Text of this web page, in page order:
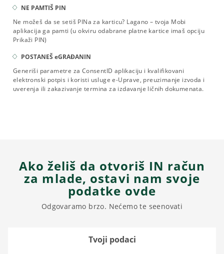
NE PAMTIŠ PIN
Ne možeš da se setiš PINa za karticu? Lagano – tvoja Mobi
aplikacija ga pamti (u okviru odabrane platne kartice imaš opciju
Prikaži PIN)
POSTANEŠ eGRAĐANIN
Generiši parametre za ConsentID aplikaciju i kvalifikovani
elektronski potpis i koristi usluge e-Uprave, preuzimanje izvoda i
uverenja ili zakazivanje termina za izdavanje ličnih dokumenata.
Ako želiš da otvoriš IN račun
za mlade, ostavi nam svoje
podatke ovde
Odgovaramo brzo. Nećemo te seenovati
Tvoji podaci